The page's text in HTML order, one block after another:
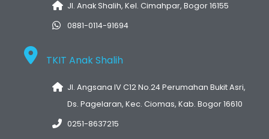
Jl. Anak Shalih, Kel. Cimahpar, Bogor 16155
0881-0114-91694
TKIT Anak Shalih
Jl. Angsana IV C12 No.24 Perumahan Bukit Asri,
Ds. Pagelaran, Kec. Ciomas, Kab. Bogor 16610
0251-8637215